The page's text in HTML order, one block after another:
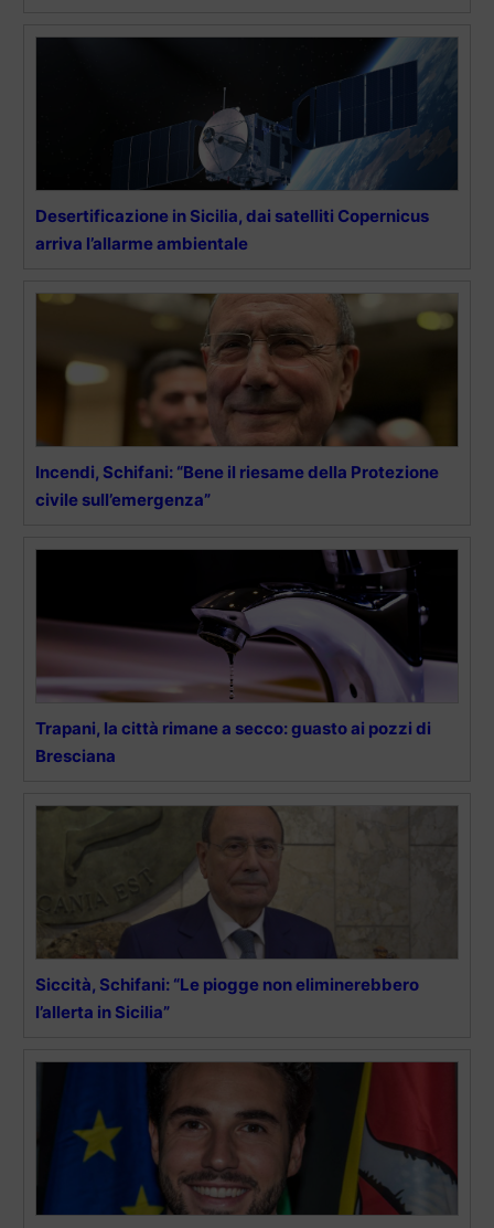
Desertificazione in Sicilia, dai satelliti Copernicus
arriva l’allarme ambientale
Incendi, Schifani: “Bene il riesame della Protezione
civile sull’emergenza”
Trapani, la città rimane a secco: guasto ai pozzi di
Bresciana
Siccità, Schifani: “Le piogge non eliminerebbero
l’allerta in Sicilia”